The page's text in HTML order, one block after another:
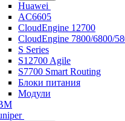
Huawei
AC6605
CloudEngine 12700
CloudEngine 7800/6800/
S Series
S12700 Agile
S7700 Smart Routing
Блоки питания
Модули